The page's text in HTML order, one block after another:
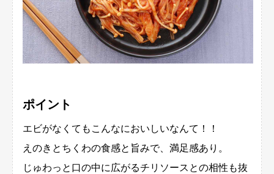
ポイント
エビがなくてもこんなにおいしいなんて！！
えのきとちくわの食感と旨みで、満足感あり。
じゅわっと口の中に広がるチリソースとの相性も抜